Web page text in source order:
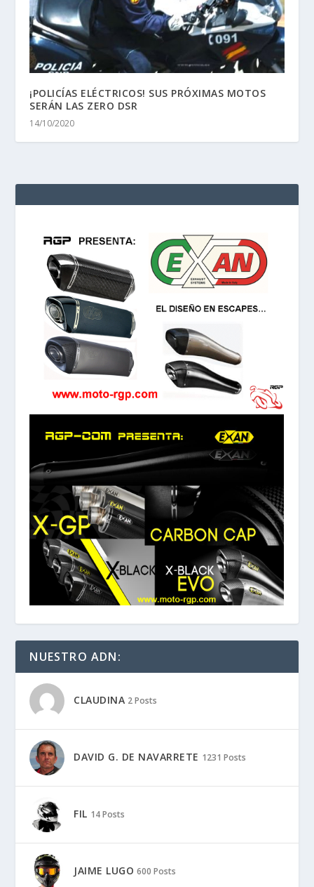
¡POLICÍAS ELÉCTRICOS! SUS PRÓXIMAS MOTOS
SERÁN LAS ZERO DSR
14/10/2020
NUESTRO ADN:
CLAUDINA 2 Posts
DAVID G. DE NAVARRETE 1231 Posts
FIL 14 Posts
JAIME LUGO 600 Posts